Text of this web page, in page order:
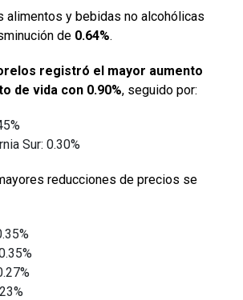
alimentos y bebidas no alcohólicas
de 0.64%.
registró el mayor aumento
de vida con 0.90%, seguido por:
Sur: 0.30%
reducciones de precios se